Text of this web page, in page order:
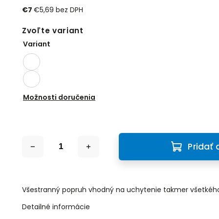
€7€5,69 bez DPH
Zvoľte variant
Variant
Možnosti doručenia
Pridať
Všestranný popruh vhodný na uchytenie takmer
Detailné informácie